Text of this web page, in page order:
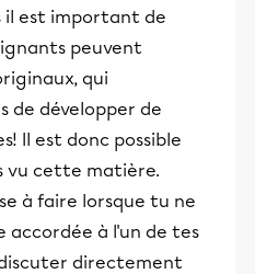
il est important de
peuvent
qui
de développer de
Il est donc possible
vu cette matière.
à faire lorsque tu ne
accordée à l'un de tes
directement